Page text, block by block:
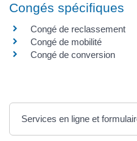
Congés spécifiques
Congé de reclassement
Congé de mobilité
Congé de conversion
Services en ligne et